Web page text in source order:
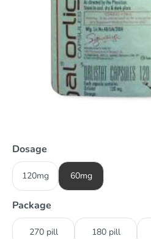
Dosage
120mg 60mg
Package
270 pill 180 pill